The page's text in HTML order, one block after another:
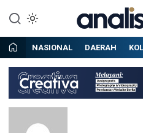
konten
Situs berita
NASIONAL DAERAH